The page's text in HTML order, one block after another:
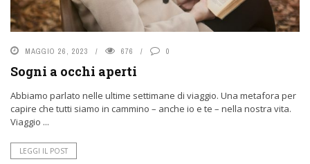
MAGGIO 26, 2023 676 0
Sogni a occhi aperti
Abbiamo parlato nelle ultime settimane di viaggio. Una metafora per
capire che tutti siamo in cammino – anche io e te – nella nostra vita.
Viaggio ...
LEGGI IL POST